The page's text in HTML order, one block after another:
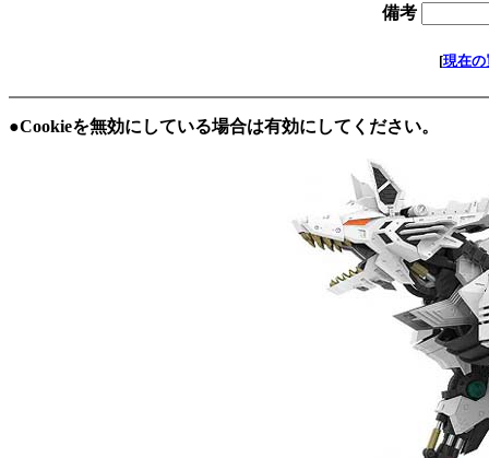
備考
[現在の
●Cookieを無効にしている場合は有効にしてください。